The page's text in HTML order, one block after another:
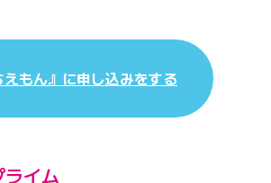
えもん』に申し込みをする
イム